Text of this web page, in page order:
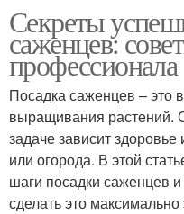
Секреты
саженцев:
профессионала
Посадка саженцев – это
выращивания растений.
задаче зависит
или огорода. В этой
шаги посадки саженцев
сделать это